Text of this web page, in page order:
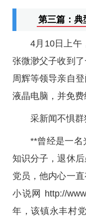
第三篇：典
4月10日上午
张微渺父子收到
周辉等领导亲自
液晶电脑，并免费
采新闻不惧群
**曾经是一名
知识分子，退休
党员，他内心一
小说网 http://
年，该镇永丰村